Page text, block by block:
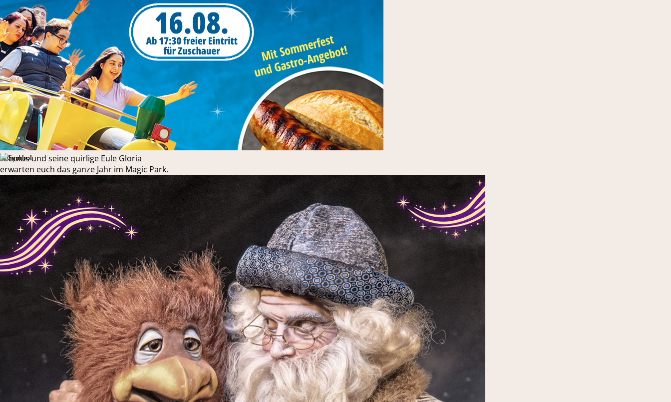
Fabulus und seine quirlige Eule Gloria
erwarten euch das ganze Jahr im Magic Park.